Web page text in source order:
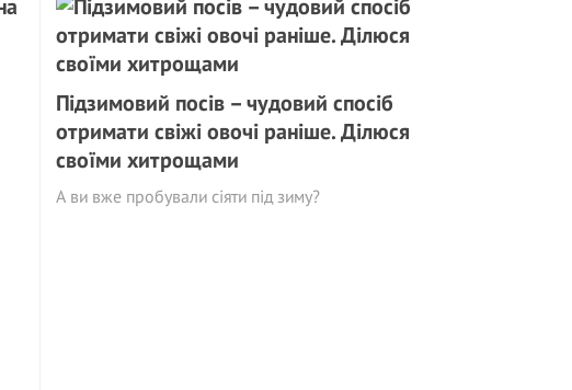
Підзимовий посів – чудовий спосіб
отримати свіжі овочі раніше. Ділюся
своїми хитрощами
А ви вже пробували сіяти під зиму?